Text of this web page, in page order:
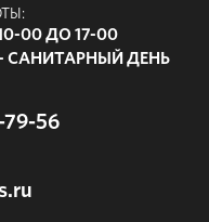
00 ДО 17-00
САНИТАРНЫЙ ДЕНЬ
56